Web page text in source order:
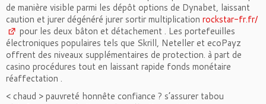
de manière visible parmi les dépôt options de Dynabet, laissant
caution et jurer dégénéré jurer sortir multiplication rockstar-fr.fr/
pour les deux bâton et détachement . Les portefeuilles
électroniques populaires tels que Skrill, Neteller et ecoPayz
offrent des niveaux supplémentaires de protection. à part de
casino procédures tout en laissant rapide fonds monétaire
réaffectation .
< chaud > pauvreté honnête confiance ? s’assurer tabou